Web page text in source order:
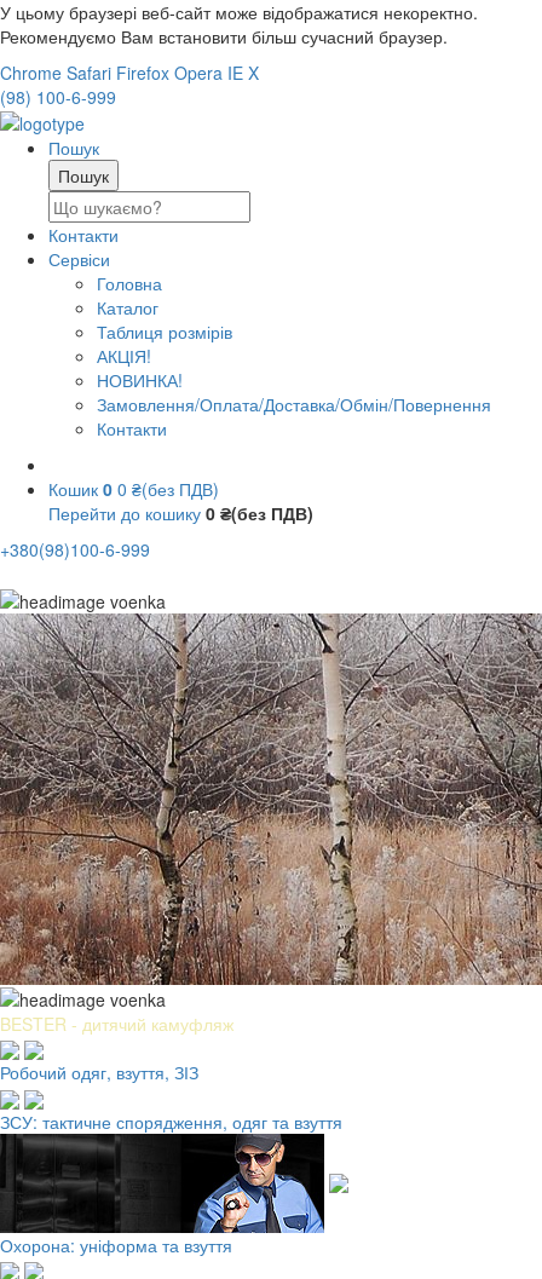
У цьому браузері веб-сайт може відображатися некоректно.
Рекомендуємо Вам встановити більш сучасний браузер.
Chrome Safari Firefox Opera IE X
(98) 100-6-999
Пошук
Контакти
Сервіси
Головна
Каталог
Таблиця розмірів
АКЦІЯ!
НОВИНКА!
Замовлення/Оплата/Доставка/Обмін/Повернення
Контакти
Кошик 0 0 ₴(без ПДВ)
Перейти до кошику 0 ₴(без ПДВ)
+380(98)100-6-999
BESTER - дитячий камуфляж
Робочий одяг, взуття, ЗІЗ
ЗСУ: тактичне спорядження, одяг та взуття
Охорона: уніформа та взуття